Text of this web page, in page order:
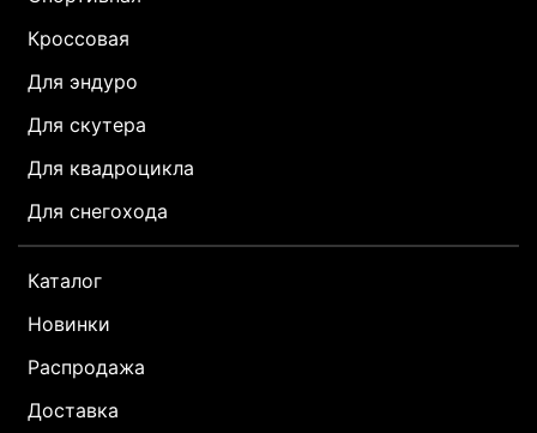
Кроссовая
Для эндуро
Для скутера
Для квадроцикла
Для снегохода
Каталог
Новинки
Распродажа
Доставка